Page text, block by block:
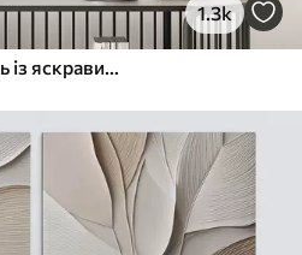
1.3k
Пишна сільська місцевість із яскравим лугом диких квітів, наповненим різнокольоровими квітами під хмарним небом